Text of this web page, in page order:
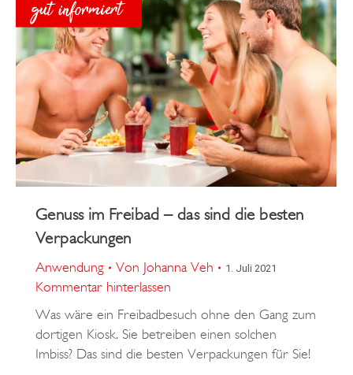
Genuss im Freibad – das sind die besten
Verpackungen
Anwendung Von Johanna Veh 1. Juli 2021
Kommentar hinterlassen
Was wäre ein Freibadbesuch ohne den Gang zum
dortigen Kiosk. Sie betreiben einen solchen
Imbiss? Das sind die besten Verpackungen für Sie!